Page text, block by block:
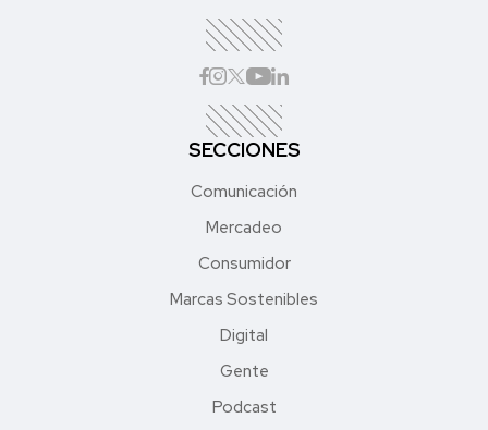
SECCIONES
Comunicación
Mercadeo
Consumidor
Marcas Sostenibles
Digital
Gente
Podcast